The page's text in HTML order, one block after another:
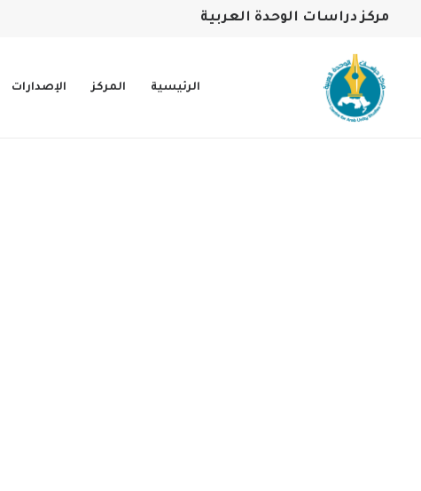
مركز دراسات الوحدة العربية
الرئيسية المركز الإصدارات